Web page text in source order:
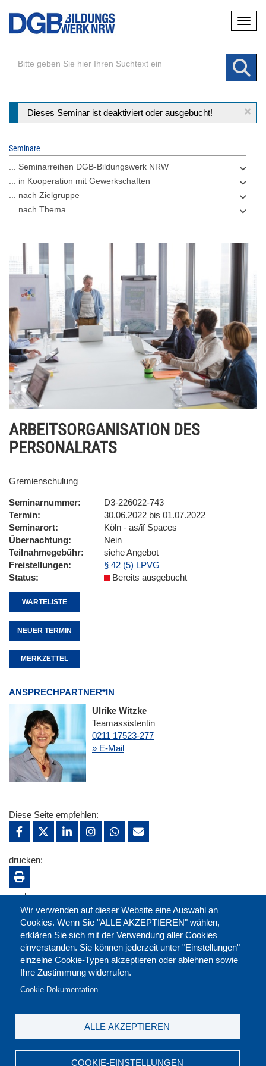
Direkt
Inhalt
×
Statusmeldung
Dieses Seminar ist deaktiviert oder ausgebucht!
Seminare
... Seminarreihen DGB-Bildungswerk NRW
... in Kooperation mit Gewerkschaften
... nach Zielgruppe
... nach Thema
ARBEITSORGANISATION DES
PERSONALRATS
Gremienschulung
Seminarnummer
D3-226022-743
Termin
30.06.2022 bis 01.07.2022
Seminarort
Köln - as/if Spaces
Übernachtung
Nein
Teilnahmegebühr
siehe Angebot
Freistellungen
§ 42 (5) LPVG
Status
Bereits ausgebucht
WARTELISTE
NEUER TERMIN
MERKZETTEL
ANSPRECHPARTNER*IN
Ulrike Witzke
Teamassistentin
0211 17523-277
» E-Mail
Wir verwenden auf dieser Website eine Auswahl an
Cookies. Wenn Sie "ALLE AKZEPTIEREN" wählen,
erklären Sie sich mit der Verwendung aller Cookies
einverstanden. Sie können jederzeit unter "Einstellungen"
einzelne Cookie-Typen akzeptieren oder ablehnen sowie
Ihre Zustimmung widerrufen.
Cookie-Dokumentation
COOKIE-EINSTELLUNGEN
ALLE AKZEPTIEREN
Diese Seite empfehlen:
drucken:
merken: